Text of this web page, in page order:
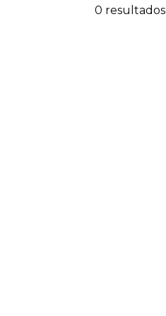
0 resultados